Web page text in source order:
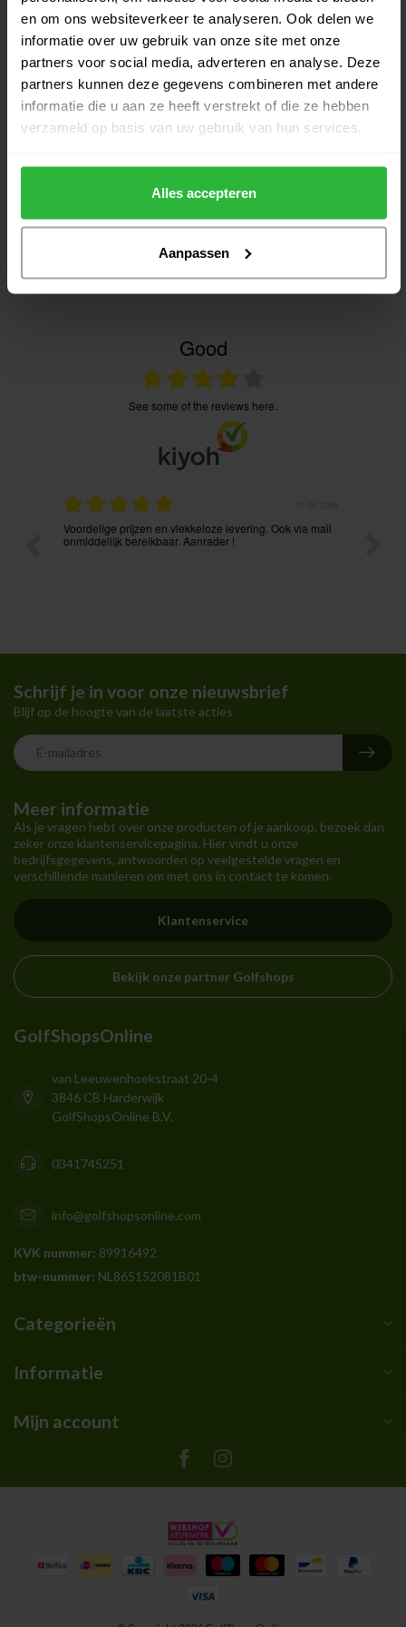
en om ons websiteverkeer te analyseren. Ook delen we
informatie over uw gebruik van onze site met onze
partners voor social media, adverteren en analyse. Deze
partners kunnen deze gegevens combineren met andere
informatie die u aan ze heeft verstrekt of die ze hebben
verzameld op basis van uw gebruik van hun services.
Alles accepteren
Aanpassen
Big Max Zoom Focus D
rangefinder
Op voorraad
€299,95
Of heeft u hulp nodig bij het bestellen? Neem gerust contact
klantenservice@golfshopsonline.com
Good
see some of the reviews here.
Voordelige prijzen en vlekkeloze levering. Ook via mail
onmiddellijk bereikbaar. Aanrader !
Meer informatie
Als je vragen hebt over onze producten of je aankoop, bezoek dan
zeker onze klantenservicepagina. Hier vindt u onze
bedrijfsgegevens, antwoorden op veelgestelde vragen en
verschillende manieren om met ons in contact te komen.
Klantenservice
Bekijk onze partner Golfshops
Schrijf je in voor onze nieuwsbrief
Blijf op de hoogte van de laatste acties
GolfShopsOnline
van Leeuwenhoekstraat 20-4
3846 CB Harderwijk
GolfShopsOnline B.V.
0341745251
info@golfshopsonline.com
KVK nummer: 89916492
btw-nummer: NL865152081B01
Categorieën
Informatie
Mijn account